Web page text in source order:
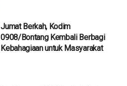
Jumat Berkah, Kodim
0908/Bontang Kembali Berbagi
Kebahagiaan untuk Masyarakat